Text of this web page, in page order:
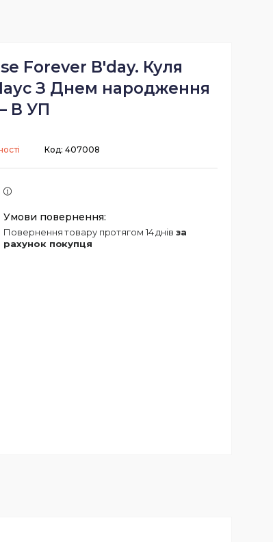
Forever B'day. Куля
З Днем народження
В УП
Код: 407008
повернення товару протягом 14 днів за
рахунок покупця